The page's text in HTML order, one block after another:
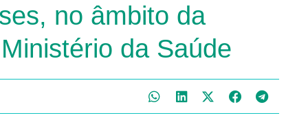
no âmbito da
da Saúde